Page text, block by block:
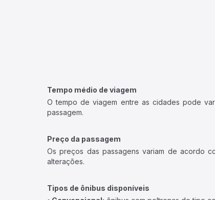
Tempo médio de viagem
O tempo de viagem entre as cidades pode
passagem.
Preço da passagem
Os preços das passagens variam de acordo
alterações.
Tipos de ônibus disponíveis